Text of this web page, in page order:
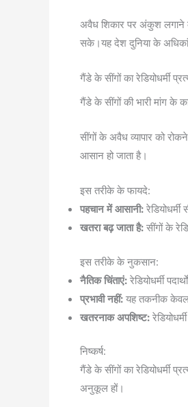
अवैध शिकार पर अंकुश लगाने के
सके।यह देश दुनिया के
गैंडे के सींगों का रेडियोधर्मी
गैंडे के सींगों की भारी मांग के
सींगों के अवैध व्यापार को
आसान हो जाता है।
इस तरीके के फायदे:
पहचान में आसानी:
खतरा बढ़ जाता है: सींगों के
इस तरीके के नुकसान:
नैतिक चिंताएं: रेडियोधर्मी
प्रभावी नहीं: यह तकनीक केवल
खतरनाक अपशिष्ट:
निष्कर्ष:
गैंडे के सींगों का रेडियोधर्मी
अनुकूल हों।